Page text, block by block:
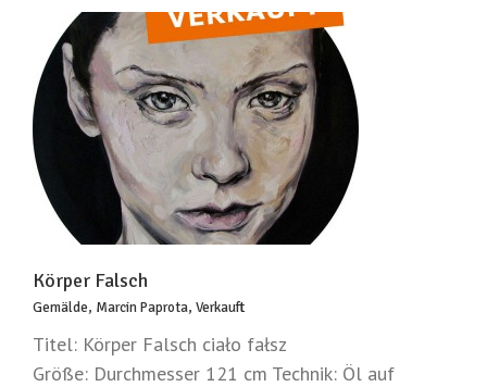
Körper Falsch
Gemälde, Marcin Paprota, Verkauft
Titel: Körper Falsch ciało fałsz
Größe: Durchmesser 121 cm Technik: Öl auf